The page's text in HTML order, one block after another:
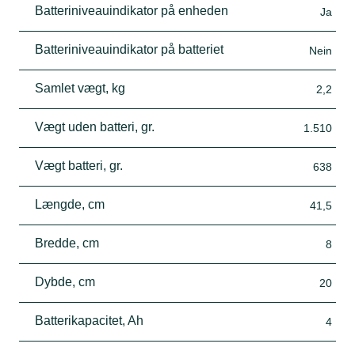
Batteriniveauindikator på enheden Ja
Batteriniveauindikator på batteriet Nein
Samlet vægt, kg 2,2
Vægt uden batteri, gr. 1.510
Vægt batteri, gr. 638
Længde, cm 41,5
Bredde, cm 8
Dybde, cm 20
Batterikapacitet, Ah 4